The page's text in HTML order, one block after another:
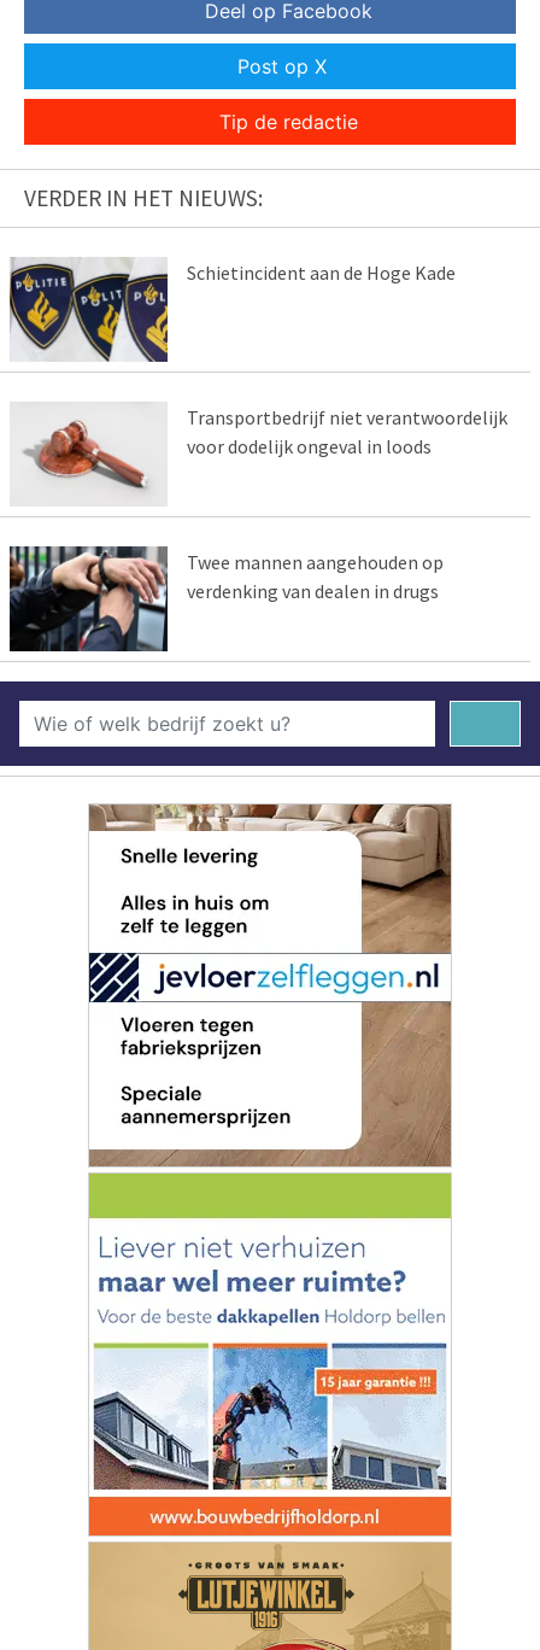
Deel op Facebook
Post op X
Tip de redactie
VERDER IN HET NIEUWS:
Schietincident aan de Hoge Kade
Transportbedrijf niet verantwoordelijk
voor dodelijk ongeval in loods
Twee mannen aangehouden op
verdenking van dealen in drugs